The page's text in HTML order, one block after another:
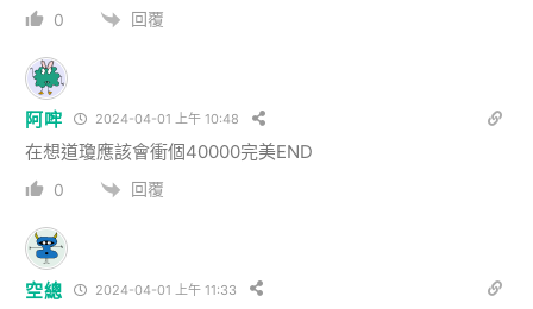
0 回覆
阿哰 2024-04-01 上午 10:48
在想道瓊應該會衝個40000完美END
0 回覆
空總 2024-04-01 上午 11:33